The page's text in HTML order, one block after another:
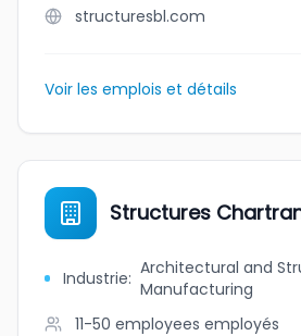
structuresbl.com
Voir les emplois et détails
Structures
Industrie: Architectural and
Manufacturing
11-50 employees employés